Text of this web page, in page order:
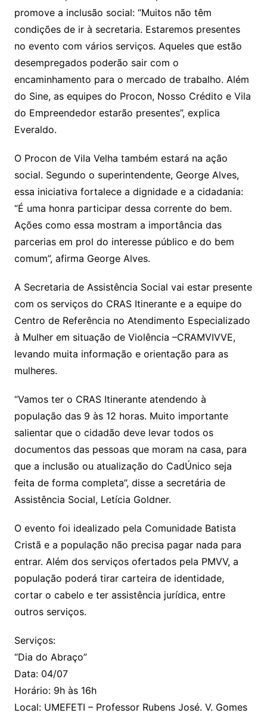
promove a inclusão social: “Muitos não têm
condições de ir à secretaria. Estaremos presentes
no evento com vários serviços. Aqueles que estão
desempregados poderão sair com o
encaminhamento para o mercado de trabalho. Além
do Sine, as equipes do Procon, Nosso Crédito e Vila
do Empreendedor estarão presentes”, explica
Everaldo.
O Procon de Vila Velha também estará na ação
social. Segundo o superintendente, George Alves,
essa iniciativa fortalece a dignidade e a cidadania:
“É uma honra participar dessa corrente do bem.
Ações como essa mostram a importância das
parcerias em prol do interesse público e do bem
comum”, afirma George Alves.
A Secretaria de Assistência Social vai estar presente
com os serviços do CRAS Itinerante e a equipe do
Centro de Referência no Atendimento Especializado
à Mulher em situação de Violência –CRAMVIVVE,
levando muita informação e orientação para as
mulheres.
“Vamos ter o CRAS Itinerante atendendo à
população das 9 às 12 horas. Muito importante
salientar que o cidadão deve levar todos os
documentos das pessoas que moram na casa, para
que a inclusão ou atualização do CadÚnico seja
feita de forma completa”, disse a secretária de
Assistência Social, Letícia Goldner.
O evento foi idealizado pela Comunidade Batista
Cristã e a população não precisa pagar nada para
entrar. Além dos serviços ofertados pela PMVV, a
população poderá tirar carteira de identidade,
cortar o cabelo e ter assistência jurídica, entre
outros serviços.
Serviços:
“Dia do Abraço”
Data: 04/07
Horário: 9h às 16h
Local: UMEFETI – Professor Rubens José. V. Gomes